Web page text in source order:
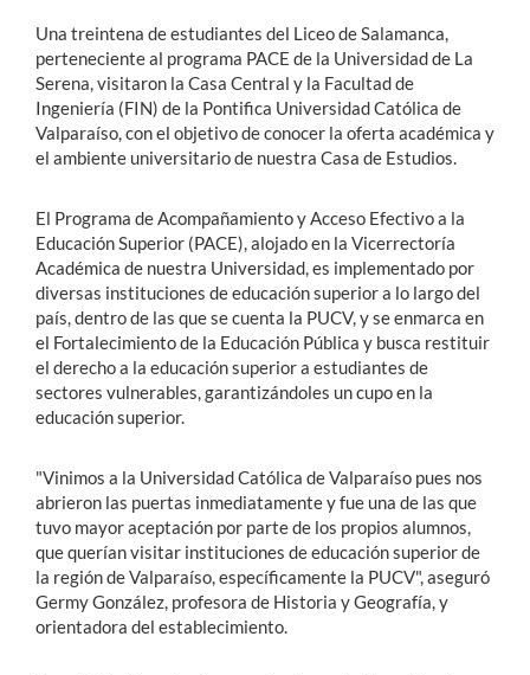
Una treintena de estudiantes del Liceo de Salamanca,
perteneciente al programa PACE de la Universidad de La
Serena, visitaron la Casa Central y la Facultad de
Ingeniería (FIN) de la Pontifica Universidad Católica de
Valparaíso, con el objetivo de conocer la oferta académica y
el ambiente universitario de nuestra Casa de Estudios.
El Programa de Acompañamiento y Acceso Efectivo a la
Educación Superior (PACE), alojado en la Vicerrectoría
Académica de nuestra Universidad, es implementado por
diversas instituciones de educación superior a lo largo del
país, dentro de las que se cuenta la PUCV, y se enmarca en
el Fortalecimiento de la Educación Pública y busca restituir
el derecho a la educación superior a estudiantes de
sectores vulnerables, garantizándoles un cupo en la
educación superior.
"Vinimos a la Universidad Católica de Valparaíso pues nos
abrieron las puertas inmediatamente y fue una de las que
tuvo mayor aceptación por parte de los propios alumnos,
que querían visitar instituciones de educación superior de
la región de Valparaíso, específicamente la PUCV", aseguró
Germy González, profesora de Historia y Geografía, y
orientadora del establecimiento.